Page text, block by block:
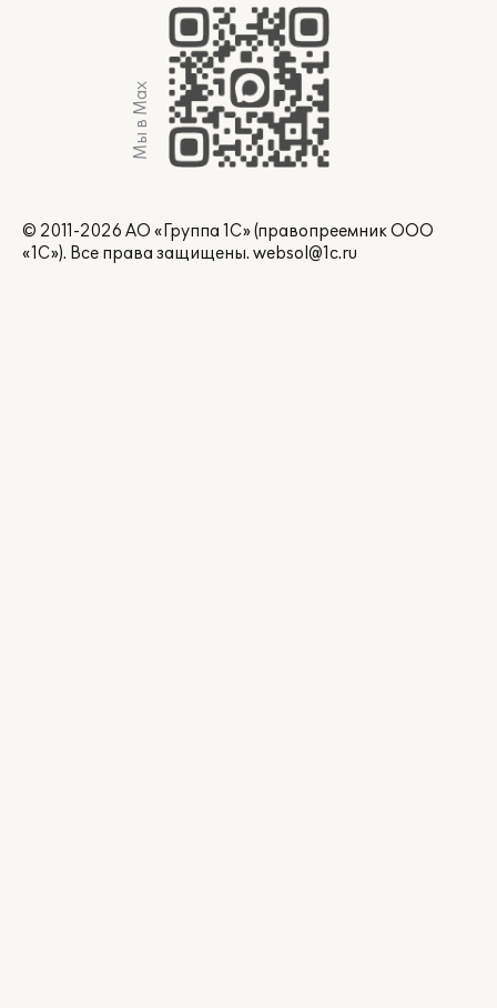
Мы в Max
© 2011-2026 АО «Группа 1С» (правопреемник ООО
«1С»). Все права защищены. websol@1c.ru